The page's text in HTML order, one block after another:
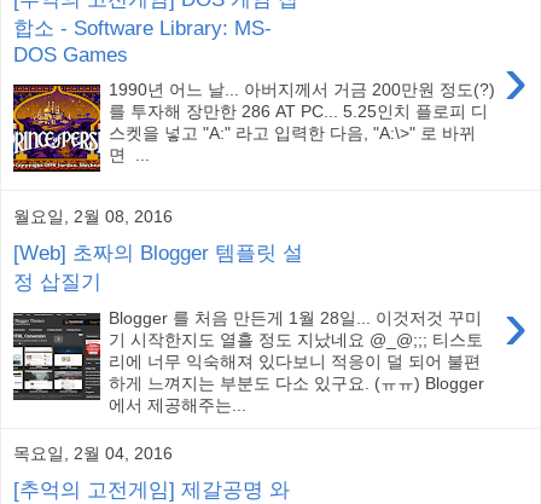
합소 - Software Library: MS-
DOS Games
›
1990년 어느 날... 아버지께서 거금 200만원 정도(?)
를 투자해 장만한 286 AT PC... 5.25인치 플로피 디
스켓을 넣고 "A:" 라고 입력한 다음, "A:\>" 로 바뀌
면 ...
월요일, 2월 08, 2016
[Web] 초짜의 Blogger 템플릿 설
정 삽질기
›
Blogger 를 처음 만든게 1월 28일... 이것저것 꾸미
기 시작한지도 열흘 정도 지났네요 @_@;;; 티스토
리에 너무 익숙해져 있다보니 적응이 덜 되어 불편
하게 느껴지는 부분도 다소 있구요. (ㅠㅠ) Blogger
에서 제공해주는...
목요일, 2월 04, 2016
[추억의 고전게임] 제갈공명 와